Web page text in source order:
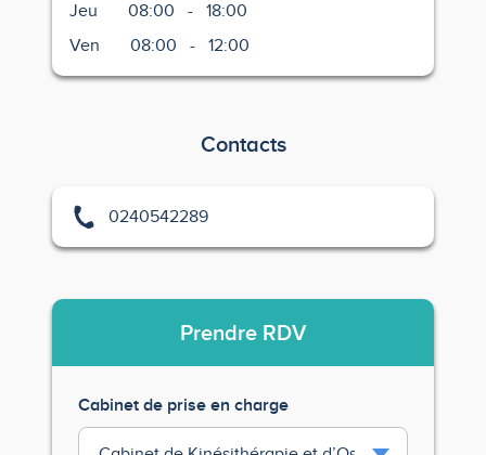
Jeu
08:00 -
18:00
Ven
08:00 - 12:00
Contacts
0240542289
Prendre RDV
Cabinet de prise en charge